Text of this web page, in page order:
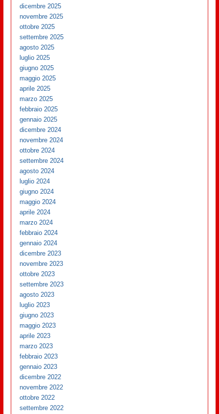
dicembre 2025
novembre 2025
ottobre 2025
settembre 2025
agosto 2025
luglio 2025
giugno 2025
maggio 2025
aprile 2025
marzo 2025
febbraio 2025
gennaio 2025
dicembre 2024
novembre 2024
ottobre 2024
settembre 2024
agosto 2024
luglio 2024
giugno 2024
maggio 2024
aprile 2024
marzo 2024
febbraio 2024
gennaio 2024
dicembre 2023
novembre 2023
ottobre 2023
settembre 2023
agosto 2023
luglio 2023
giugno 2023
maggio 2023
aprile 2023
marzo 2023
febbraio 2023
gennaio 2023
dicembre 2022
novembre 2022
ottobre 2022
settembre 2022